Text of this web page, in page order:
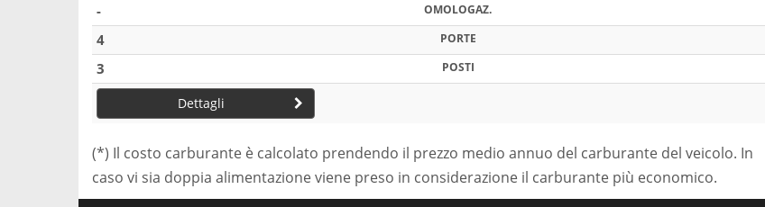
-
OMOLOGAZ.
4 PORTE
3 POSTI
Dettagli
(*) Il costo carburante è calcolato prendendo il prezzo medio annuo del carburante del veicolo. In
caso vi sia doppia alimentazione viene preso in considerazione il carburante più economico.